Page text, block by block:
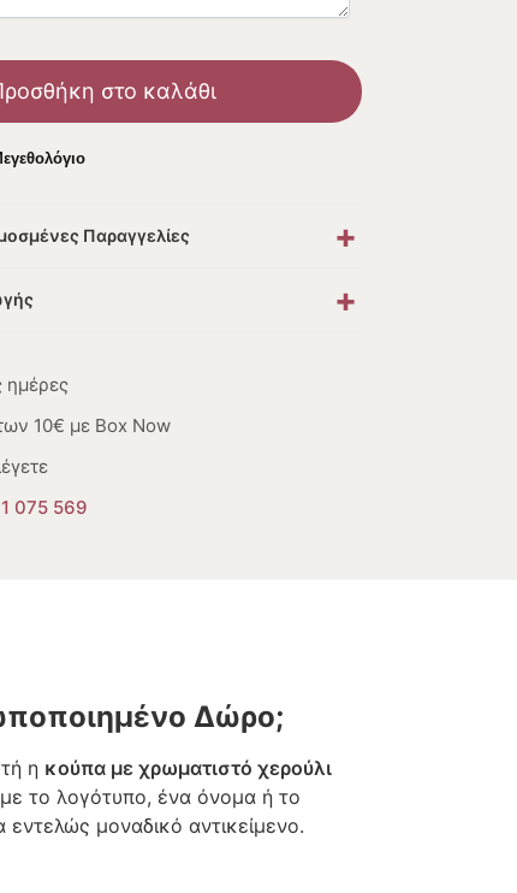
στο καλάθι
Παραγγελίες +
+
ημέρες
10€ με Box Now
075 569
Δώρο;
η κούπα με χρωματιστό χερούλι
το λογότυπο, ένα όνομα ή το
εντελώς μοναδικό αντικείμενο.